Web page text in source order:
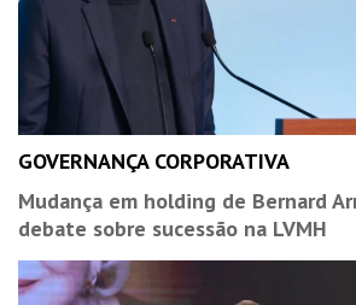
GOVERNANÇA CORPORATIVA
Mudança em holding de Bernard
debate sobre sucessão na LVMH